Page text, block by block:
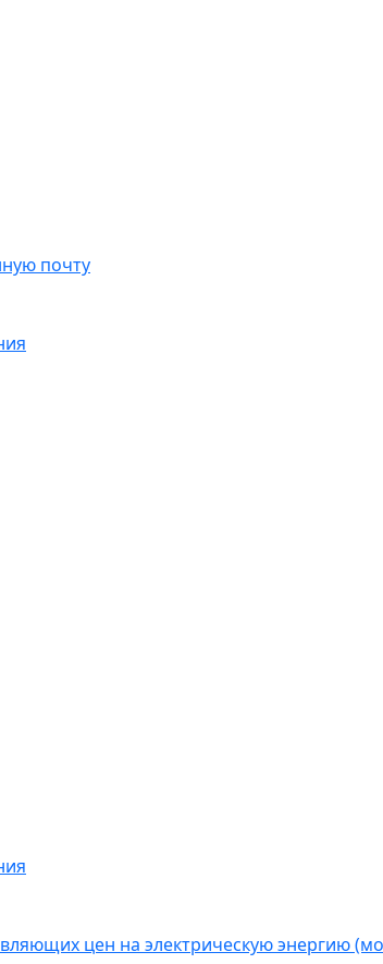
почту
цен на электрическую энергию